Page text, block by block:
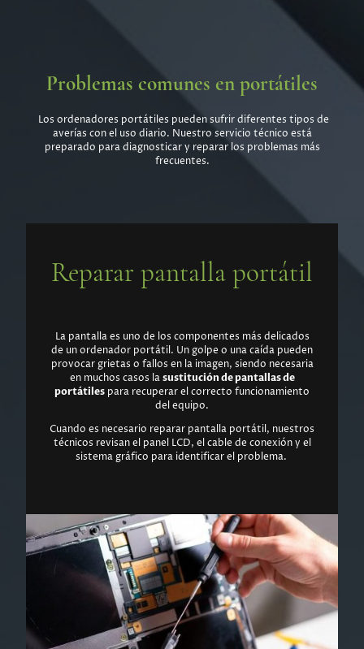
Problemas comunes en portátiles
Los ordenadores portátiles pueden sufrir diferentes tipos de
averías con el uso diario. Nuestro servicio técnico está
preparado para diagnosticar y reparar los problemas más
frecuentes.
Reparar pantalla portátil
La pantalla es uno de los componentes más delicados
de un ordenador portátil. Un golpe o una caída pueden
provocar grietas o fallos en la imagen, siendo necesaria
en muchos casos lasustitución de pantallas de
portátiles para recuperar el correcto funcionamiento
del equipo.
Cuando es necesario reparar pantalla portátil, nuestros
técnicos revisan el panel LCD, el cable de conexión y el
sistema gráfico para identificar el problema.